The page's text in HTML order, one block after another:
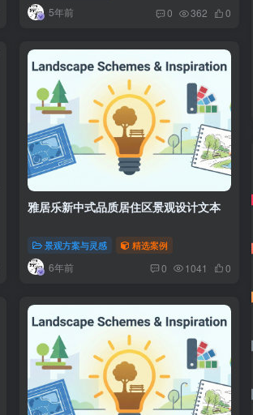
5年前 0 362 0
雅居乐新中式品质居住区景观设计文本
景观方案与灵感 精选案例
6年前 0 1041 0